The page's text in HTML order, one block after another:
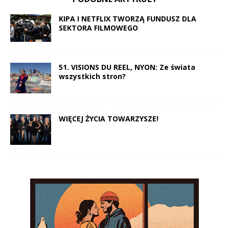
KIPA I NETFLIX TWORZĄ FUNDUSZ DLA
SEKTORA FILMOWEGO
51. VISIONS DU REEL, NYON: Ze świata
wszystkich stron?
WIĘCEJ ŻYCIA TOWARZYSZE!